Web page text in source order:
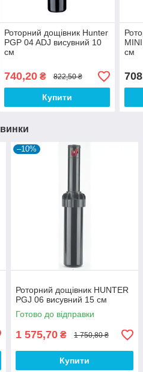
Роторний дощівник Hunter
PGP 04 ADJ висувний 10
см
740,20₴ 822,50 ₴
Купити
см
–10%
Роторний дощівник HUNTER
PGJ 06 висувний 15 см
Готово до відправки
1 575,70 ₴ 1 750,80 ₴
Купити